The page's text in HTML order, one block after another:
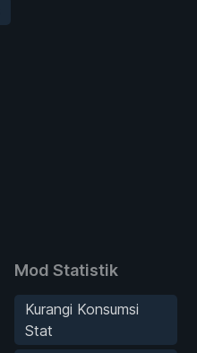
Mod Statistik
Kurangi Konsumsi
Stat